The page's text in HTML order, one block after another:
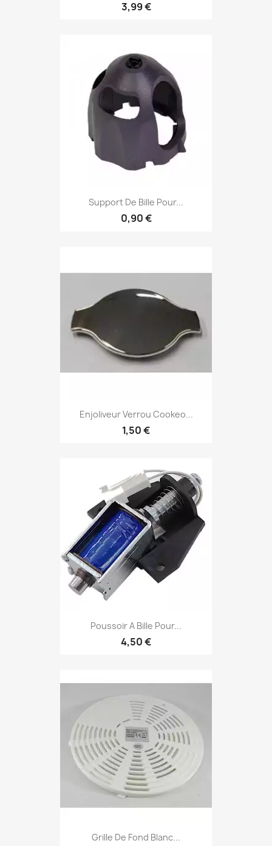
3,99 €
Support De Bille Pour...
0,90 €
Enjoliveur Verrou Cookeo...
1,50 €
Poussoir A Bille Pour...
4,50 €
Grille De Fond Blanc...